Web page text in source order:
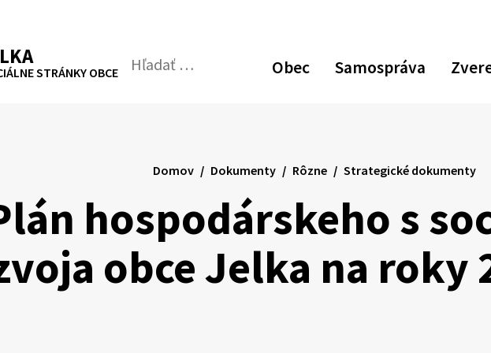
STRÁNKY OBCE Obec Samospráva
Hľadať:
Odoslať
hospodárskeho s
obce Jelka na roky
Domov Dokumenty Rôzne Strategické dokumenty